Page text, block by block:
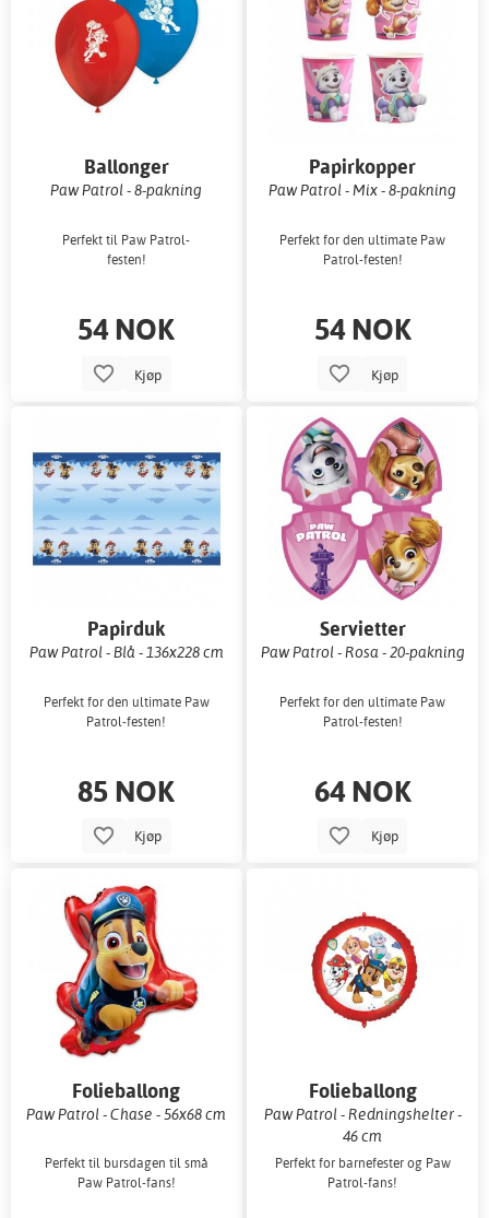
Ballonger
Paw Patrol - 8-pakning
Perfekt til Paw Patrol-
festen!
54 NOK
Kjøp
Papirkopper
Paw Patrol - Mix - 8-pakning
Perfekt for den ultimate Paw
Patrol-festen!
54 NOK
Kjøp
Papirduk
Paw Patrol - Blå - 136x228 cm
Perfekt for den ultimate Paw
Patrol-festen!
85 NOK
Kjøp
Servietter
Paw Patrol - Rosa - 20-pakning
Perfekt for den ultimate Paw
Patrol-festen!
64 NOK
Kjøp
Folieballong
Paw Patrol - Chase - 56x68 cm
Perfekt til bursdagen til små
Paw Patrol-fans!
Folieballong
Paw Patrol - Redningshelter -
46 cm
Perfekt for barnefester og Paw
Patrol-fans!